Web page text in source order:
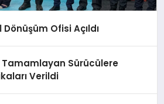
Ofisi Açıldı
Tamamlayan Sürücülere
Verildi